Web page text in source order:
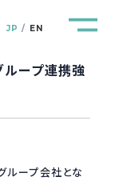
JP EN
ープ連携強
ループ会社とな